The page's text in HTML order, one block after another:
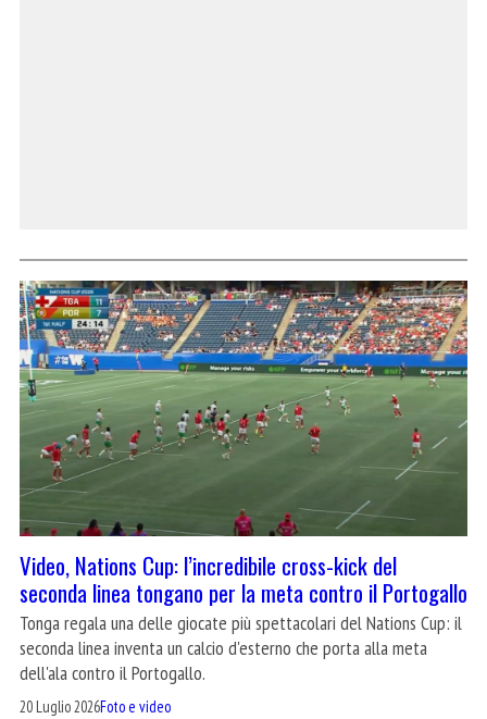
Video, Nations Cup: l’incredibile cross-kick del
seconda linea tongano per la meta contro il Portogallo
Tonga regala una delle giocate più spettacolari del Nations Cup: il
seconda linea inventa un calcio d'esterno che porta alla meta
dell'ala contro il Portogallo.
20 Luglio 2026Foto e video